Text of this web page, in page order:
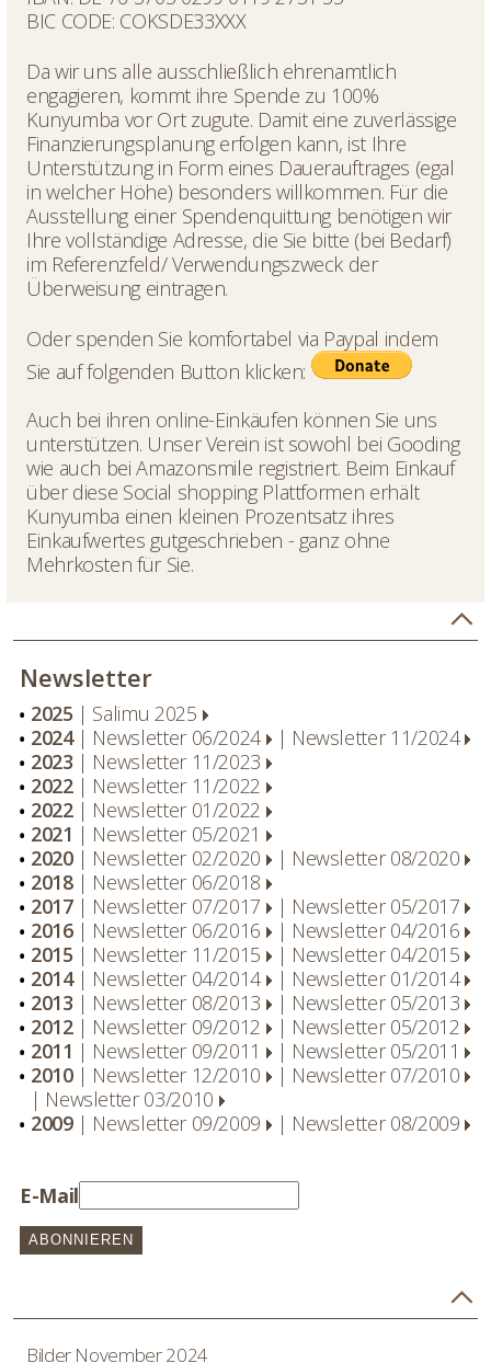
BIC CODE: COKSDE33XXX
Da wir uns alle ausschließlich ehrenamtlich
engagieren, kommt ihre Spende zu 100%
Kunyumba vor Ort zugute. Damit eine zuverlässige
Finanzierungsplanung erfolgen kann, ist Ihre
Unterstützung in Form eines Dauerauftrages (egal
in welcher Höhe) besonders willkommen. Für die
Ausstellung einer Spendenquittung benötigen wir
Ihre vollständige Adresse, die Sie bitte (bei Bedarf)
im Referenzfeld/ Verwendungszweck der
Überweisung eintragen.
Oder spenden Sie komfortabel via Paypal indem
Sie auf folgenden Button klicken:
Auch bei ihren online-Einkäufen können Sie uns
unterstützen. Unser Verein ist sowohl bei Gooding
wie auch beiAmazonsmile registriert. Beim Einkauf
über diese Social shopping Plattformen erhält
Kunyumba einen kleinen Prozentsatz ihres
Einkaufwertes gutgeschrieben - ganz ohne
Mehrkosten für Sie.
Newsletter
2025 | Salimu 2025
2024| Newsletter 06/2024 | Newsletter 11/2024
2023 | Newsletter 11/2023
2022| Newsletter 11/2022
2022| Newsletter 01/2022
2021 | Newsletter 05/2021
2020| Newsletter 02/2020 | Newsletter 08/2020
2018| Newsletter 06/2018
2017| Newsletter 07/2017 | Newsletter 05/2017
2016| Newsletter 06/2016 | Newsletter 04/2016
2015 | Newsletter 11/2015 | Newsletter 04/2015
2014| Newsletter 04/2014 | Newsletter 01/2014
2013 | Newsletter 08/2013 | Newsletter 05/2013
2012| Newsletter 09/2012 | Newsletter 05/2012
2011 | Newsletter 09/2011 | Newsletter 05/2011
2010| Newsletter 12/2010 | Newsletter 07/2010
| Newsletter 03/2010
2009| Newsletter 09/2009 | Newsletter 08/2009
E-Mail
Bilder November 2024